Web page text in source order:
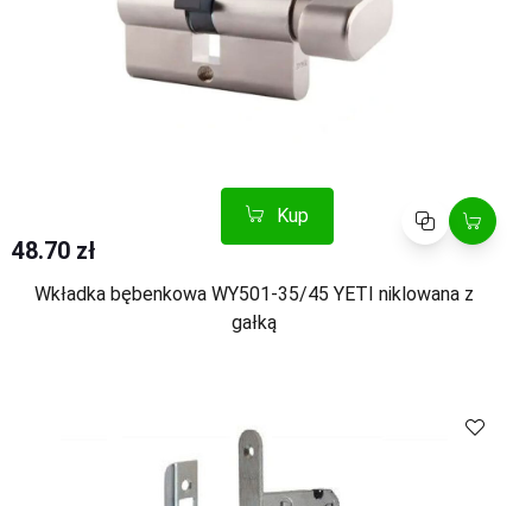
Kup Porównaj
48.70 zł
Wkładka bębenkowa WY501-35/45 YETI niklowana z
gałką